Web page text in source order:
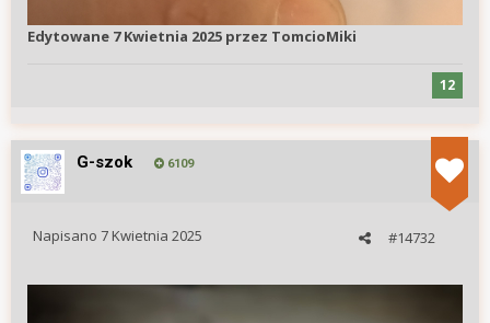
Edytowane 7 Kwietnia 2025 przez TomcioMiki
12
G-szok 6109
#14732
Napisano 7 Kwietnia 2025